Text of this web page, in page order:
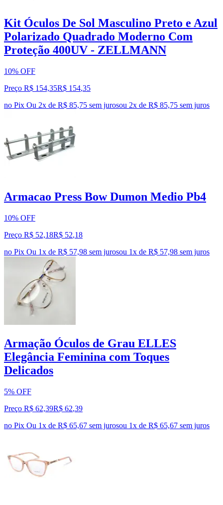
Kit Óculos De Sol Masculino Preto e Azul
Polarizado Quadrado Moderno Com
Proteção 400UV - ZELLMANN
10% OFF
Preço R$ 154,35R$ 154,35
no Pix Ou 2x de R$ 85,75 sem jurosou 2x de R$ 85,75 sem juros
Armacao Press Bow Dumon Medio Pb4
10% OFF
Preço R$ 52,18R$ 52,18
no Pix Ou 1x de R$ 57,98 sem jurosou 1x de R$ 57,98 sem juros
Armação Óculos de Grau ELLES
Elegância Feminina com Toques
Delicados
5% OFF
Preço R$ 62,39R$ 62,39
no Pix Ou 1x de R$ 65,67 sem jurosou 1x de R$ 65,67 sem juros